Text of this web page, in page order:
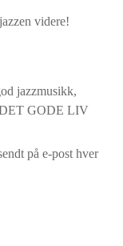
videre!
jazzmusikk,
DET GODE LIV
på e-post hver